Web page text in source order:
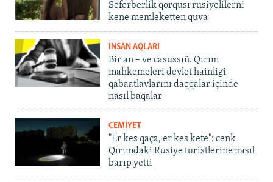
Seferberlik qorqusı rusiyelilerni
kene memleketten quva
İNSAN AQLARI
Bir an – ve casussıñ. Qırım
mahkemeleri devlet hainligi
qabaatlavlarını daqqalar içinde
nasıl baqalar
CEMİYET
"Er kes qaça, er kes kete": cenk
Qırımdaki Rusiye turistlerine nasıl
barıp yetti